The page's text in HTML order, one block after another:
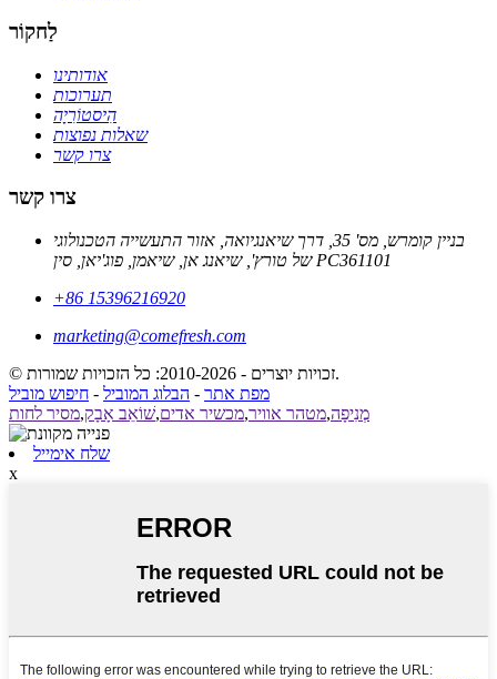
לַחקוֹר
אודותינו
תערוכות
הִיסטוֹרִיָה
שאלות נפוצות
צרו קשר
צרו קשר
בניין קומרש, מס' 35, דרך שיאנגיואה, אזור התעשייה הטכנולוגי
של טורץ', שיאנג אן, שיאמן, פוג'יאן, סין PC361101
+86 15396216920
marketing@comefresh.com
© זכויות יוצרים - 2010-2026: כל הזכויות שמורות.
מפת אתר - הבלוג המוביל - חיפוש מוביל
מְנִיפָה,מטהר אוויר,מכשיר אדים,שׁוֹאֵב אָבָק,מסיר לחות
שלח אימייל
x